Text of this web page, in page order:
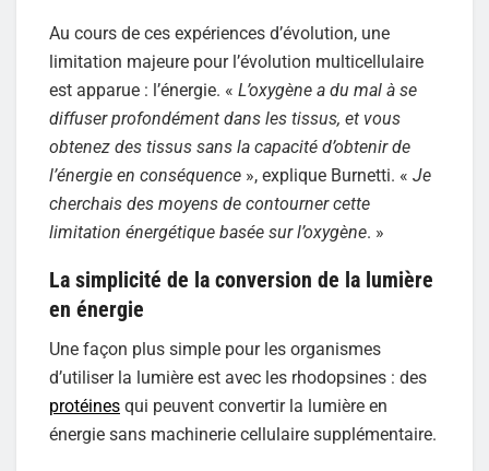
Au cours de ces expériences d’évolution, une
limitation majeure pour l’évolution multicellulaire
est apparue : l’énergie. « L’oxygène a du mal à se
diffuser profondément dans les tissus, et vous
obtenez des tissus sans la capacité d’obtenir de
l’énergie en conséquence », explique Burnetti. « Je
cherchais des moyens de contourner cette
limitation énergétique basée sur l’oxygène. »
La simplicité de la conversion de la lumière
en énergie
Une façon plus simple pour les organismes
d’utiliser la lumière est avec les rhodopsines : des
protéines qui peuvent convertir la lumière en
énergie sans machinerie cellulaire supplémentaire.